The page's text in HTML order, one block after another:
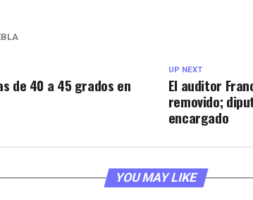
UP NEXT
El auditor
removido;
encargado
de 40 a 45 grados en
YOU MAY LIKE